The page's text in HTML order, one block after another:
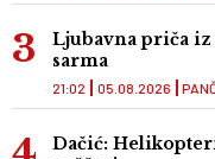
Ljubavna priča iz
sarma
21:02 05.08.2026
Dačić: